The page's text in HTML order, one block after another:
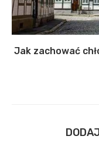
Jak zachować